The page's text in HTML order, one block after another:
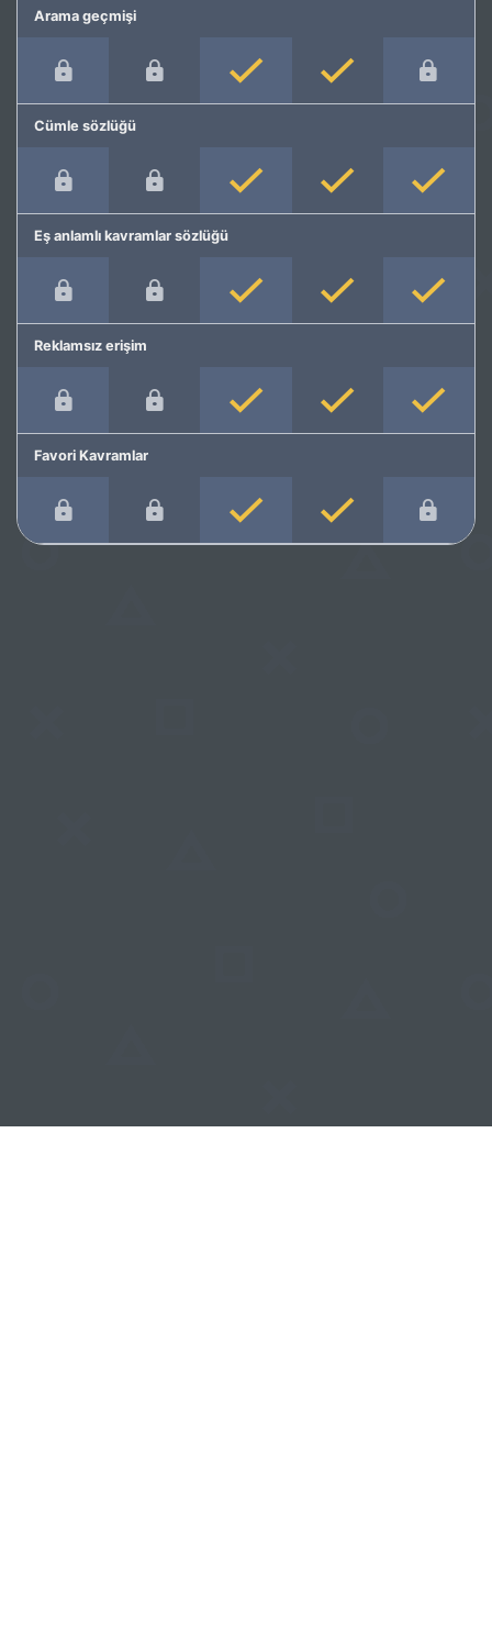
Arama geçmişi
Cümle sözlüğü
Eş anlamlı kavramlar sözlüğü
Reklamsız erişim
Favori Kavramlar